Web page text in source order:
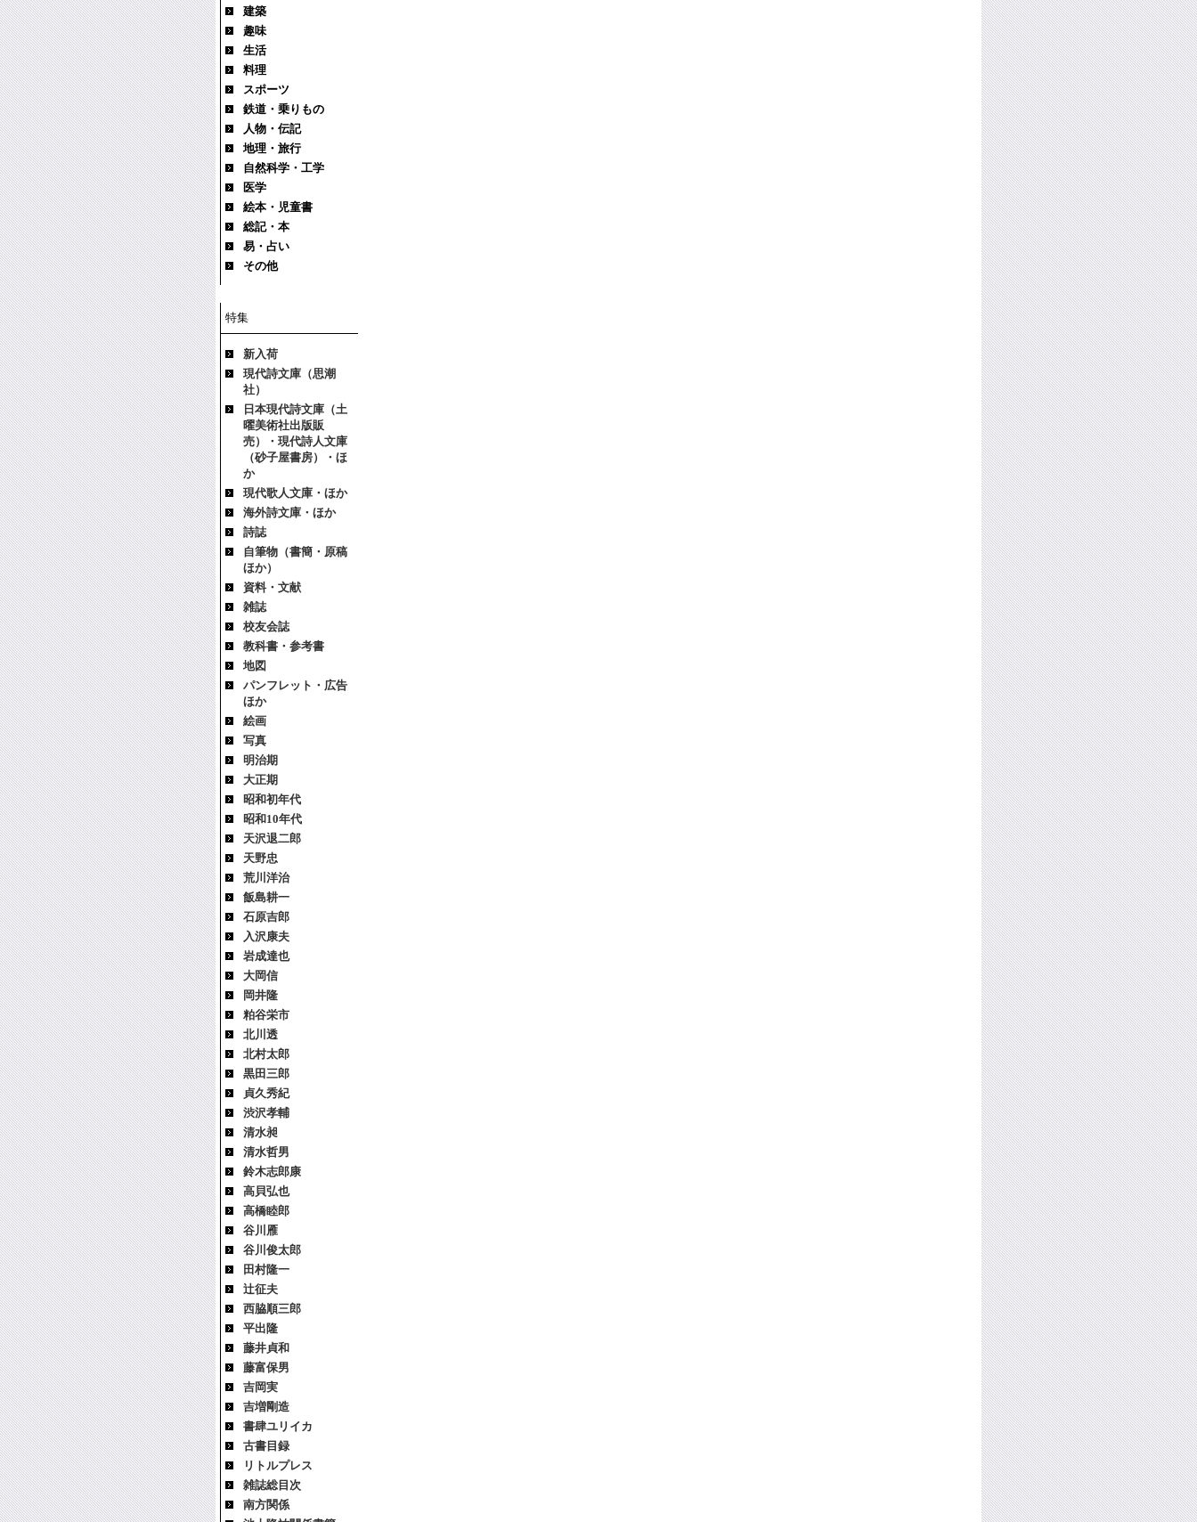
建築
趣味
生活
料理
スポーツ
鉄道・乗りもの
人物・伝記
地理・旅行
自然科学・工学
医学
絵本・児童書
総記・本
易・占い
その他
特集
新入荷
現代詩文庫（思潮
社）
日本現代詩文庫（土
曜美術社出版販
売）・現代詩人文庫
（砂子屋書房）・ほ
か
現代歌人文庫・ほか
海外詩文庫・ほか
詩誌
自筆物（書簡・原稿
ほか）
資料・文献
雑誌
校友会誌
教科書・参考書
地図
パンフレット・広告
ほか
絵画
写真
明治期
大正期
昭和初年代
昭和10年代
天沢退二郎
天野忠
荒川洋治
飯島耕一
石原吉郎
入沢康夫
岩成達也
大岡信
岡井隆
粕谷栄市
北川透
北村太郎
黒田三郎
貞久秀紀
渋沢孝輔
清水昶
清水哲男
鈴木志郎康
高貝弘也
高橋睦郎
谷川雁
谷川俊太郎
田村隆一
辻征夫
西脇順三郎
平出隆
藤井貞和
藤富保男
吉岡実
吉増剛造
書肆ユリイカ
古書目録
リトルプレス
雑誌総目次
南方関係